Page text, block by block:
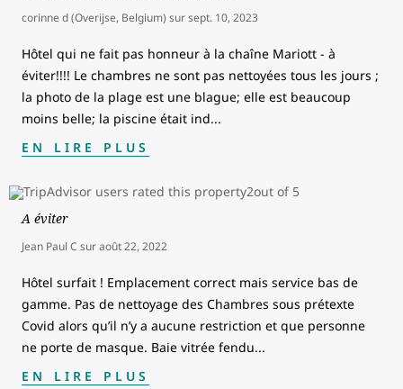
corinne d (Overijse, Belgium) sursept. 10, 2023
Hôtel qui ne fait pas honneur à la chaîne Mariott - à
éviter!!!! Le chambres ne sont pas nettoyées tous les jours ;
la photo de la plage est une blague; elle est beaucoup
moins belle; la piscine était ind...
EN LIRE PLUS
A éviter
Jean Paul C suraoût 22, 2022
Hôtel surfait ! Emplacement correct mais service bas de
gamme. Pas de nettoyage des Chambres sous prétexte
Covid alors qu’il n’y a aucune restriction et que personne
ne porte de masque. Baie vitrée fendu...
EN LIRE PLUS